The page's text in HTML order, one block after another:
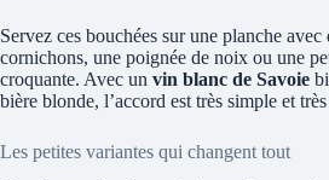
Servez ces bouchées sur une planche avec
cornichons, une poignée de noix ou une
croquante. Avec un vin blanc de Savoie
bière blonde, l’accord est très simple et
Les petites variantes qui changent tout